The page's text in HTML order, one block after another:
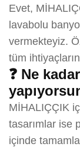
Evet,
lavabolu
vermekteyiz.
tüm
❓ Ne
MİHALIÇÇIK
tasarımlar ise
içinde